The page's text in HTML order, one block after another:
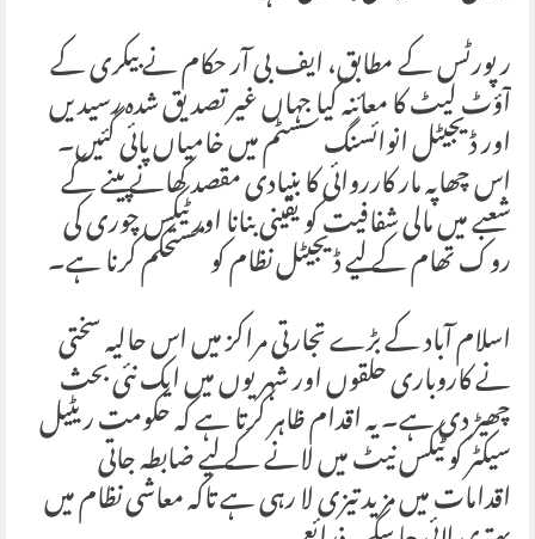
رپورٹس کے مطابق، ایف بی آر حکام نے بیکری کے
آؤٹ لیٹ کا معائنہ کیا جہاں غیر تصدیق شدہ رسیدیں
اور ڈیجیٹل انوائسنگ سسٹم میں خامیاں پائی گئیں۔
اس چھاپہ مار کارروائی کا بنیادی مقصد کھانے پینے کے
شعبے میں مالی شفافیت کو یقینی بنانا اور ٹیکس چوری کی
روک تھام کے لیے ڈیجیٹل نظام کو مستحکم کرنا ہے۔
اسلام آباد کے بڑے تجارتی مراکز میں اس حالیہ سختی
نے کاروباری حلقوں اور شہریوں میں ایک نئی بحث
چھیڑ دی ہے۔ یہ اقدام ظاہر کرتا ہے کہ حکومت ریٹیل
سیکٹر کو ٹیکس نیٹ میں لانے کے لیے ضابطہ جاتی
اقدامات میں مزید تیزی لا رہی ہے تاکہ معاشی نظام میں